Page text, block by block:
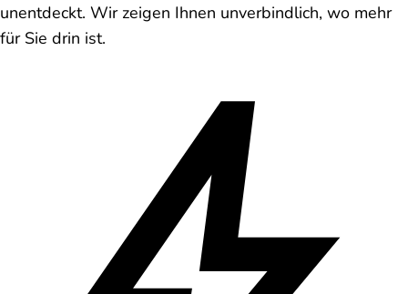
unentdeckt. Wir zeigen Ihnen unverbindlich, wo mehr
für Sie drin ist.